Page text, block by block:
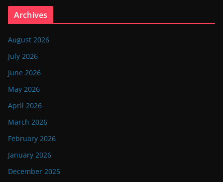
Archives
August 2026
July 2026
June 2026
May 2026
April 2026
March 2026
February 2026
January 2026
December 2025